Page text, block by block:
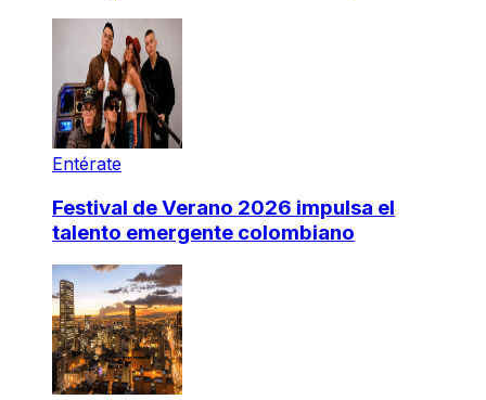
Entérate
Festival de Verano 2026 impulsa el
talento emergente colombiano